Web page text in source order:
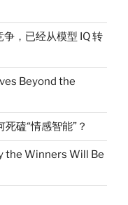
，已经从模型 IQ 转
Beyond the
磕“情感智能”？
the Winners Will Be